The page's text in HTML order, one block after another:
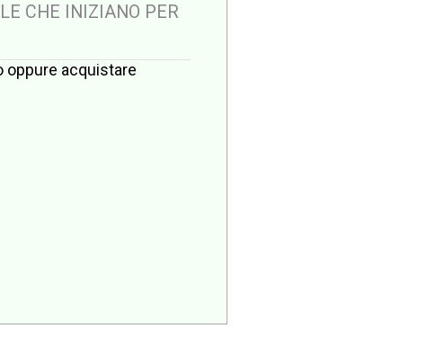
CHE INIZIANO PER
acquistare